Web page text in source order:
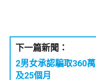
下一篇新聞：
2男女承認騙取360
及25個月